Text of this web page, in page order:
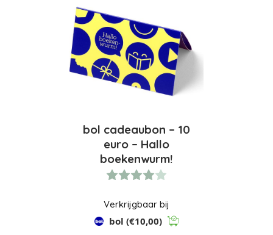
bol cadeaubon – 10
euro – Hallo
boekenwurm!
Verkrijgbaar bij
bol (€10,00)